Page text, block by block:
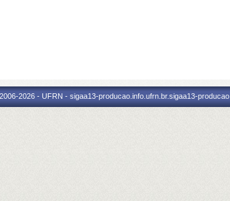
2026 - UFRN - sigaa13-producao.info.ufrn.br.sigaa13-producao